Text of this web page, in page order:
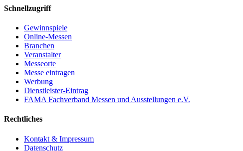
Schnellzugriff
Gewinnspiele
Online-Messen
Branchen
Veranstalter
Messeorte
Messe eintragen
Werbung
Dienstleister-Eintrag
FAMA Fachverband Messen und Ausstellungen e.V.
Rechtliches
Kontakt & Impressum
Datenschutz